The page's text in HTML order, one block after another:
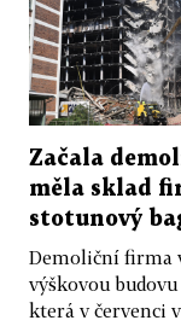
Začala
měla sklad
stotunový
Demoliční firma
výškovou
která v červenci